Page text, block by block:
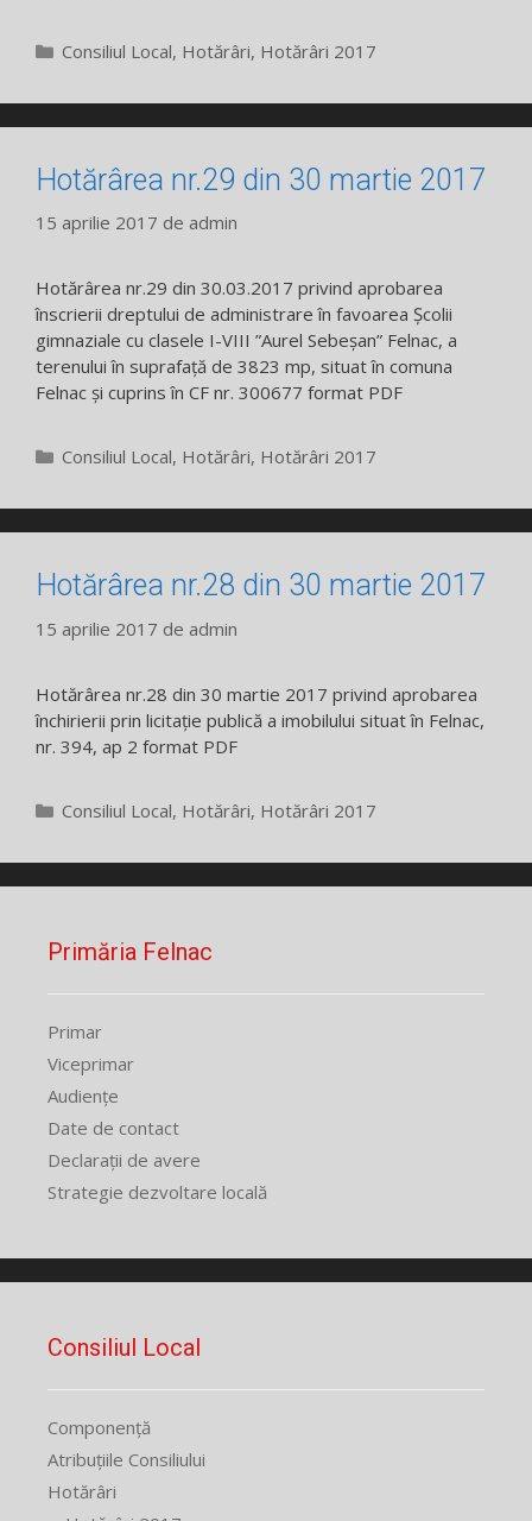
Categorii
Consiliul Local, Hotărâri, Hotărâri 2017
Hotărârea nr.29 din 30 martie 2017
15 aprilie 2017 de admin
Hotărârea nr.29 din 30.03.2017 privind aprobarea
înscrierii dreptului de administrare în favoarea Școlii
gimnaziale cu clasele I-VIII ”Aurel Sebeșan” Felnac, a
terenului în suprafață de 3823 mp, situat în comuna
Felnac și cuprins în CF nr. 300677 format PDF
Categorii
Consiliul Local, Hotărâri, Hotărâri 2017
Hotărârea nr.28 din 30 martie 2017
15 aprilie 2017 de admin
Hotărârea nr.28 din 30 martie 2017 privind aprobarea
închirierii prin licitație publică a imobilului situat în Felnac,
nr. 394, ap 2 format PDF
Categorii
Consiliul Local, Hotărâri, Hotărâri 2017
Primăria Felnac
Primar
Viceprimar
Audiențe
Date de contact
Declarații de avere
Strategie dezvoltare locală
Consiliul Local
Componență
Atribuțiile Consiliului
Hotărâri